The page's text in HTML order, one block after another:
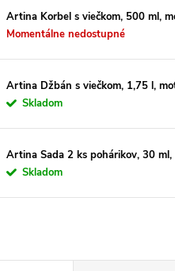
Artina Korbel s viečkom, 500 ml,
Momentálne nedostupné
Artina Džbán s viečkom, 1,75 l,
Skladom
Artina Sada 2 ks pohárikov, 30
Skladom